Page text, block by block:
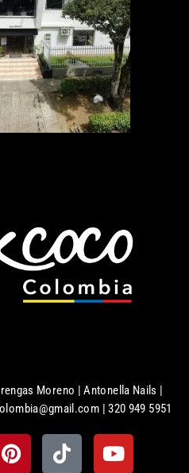
Moreno | Antonella Nails |
| 320 949 5951